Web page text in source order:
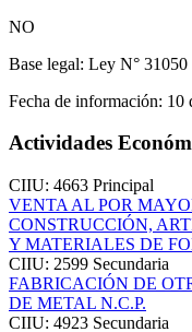
NO
Base legal: Ley N° 31050
Fecha de información: 10
Actividades
CIIU: 4663 Principal
VENTA AL POR
CONSTRUCCIÓN,
Y MATERIALES DE
CIIU: 2599 Secundaria
FABRICACIÓN DE
DE METAL N.C.P.
CIIU: 4923 Secundaria